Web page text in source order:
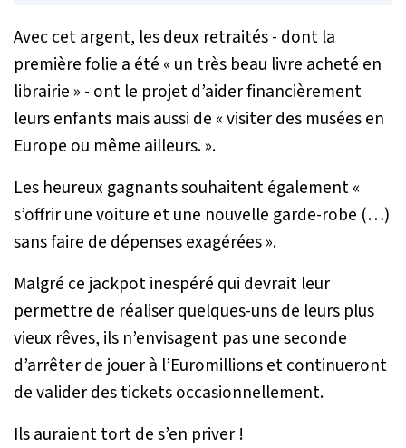
Avec cet argent, les deux retraités - dont la
première folie a été « un très beau livre acheté en
librairie » - ont le projet d’aider financièrement
leurs enfants mais aussi de «visiter des musées en
Europe ou même ailleurs. ».
Les heureux gagnants souhaitent également «
s’offrir une voiture et une nouvelle garde-robe (…)
sans faire de dépenses exagérées».
Malgré ce jackpot inespéré qui devrait leur
permettre de réaliser quelques-uns de leurs plus
vieux rêves, ils n’envisagent pas une seconde
d’arrêter de jouer à l’Euromillions et continueront
de valider des tickets occasionnellement.
Ils auraient tort de s’en priver !